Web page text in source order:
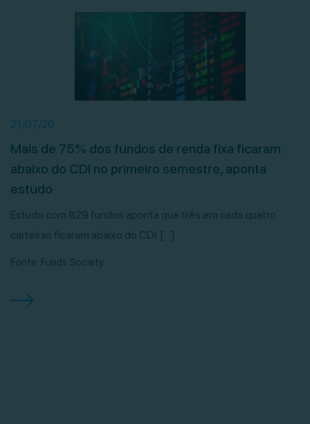
21/07/26
Mais de 75% dos fundos de renda fixa ficaram
abaixo do CDI no primeiro semestre, aponta
estudo
Estudo com 829 fundos aponta que três em cada quatro
carteiras ficaram abaixo do CDI. […]
Fonte: Funds Society